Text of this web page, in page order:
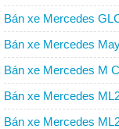
Bán xe Mercedes
Bán xe Mercedes
Bán xe Mercedes M
Bán xe Mercedes
Bán xe Mercedes